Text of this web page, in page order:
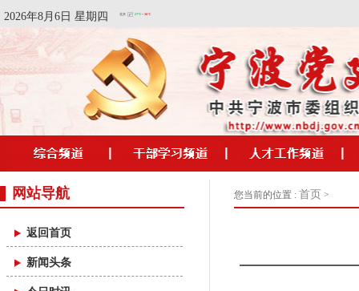
2026年8月6日 星期四
网站导航
返回首页
新闻头条
您当前的位置 : 首页 >